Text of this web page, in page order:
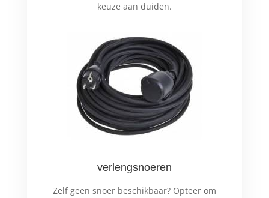
keuze aan duiden.
verlengsnoeren
Zelf geen snoer beschikbaar? Opteer om